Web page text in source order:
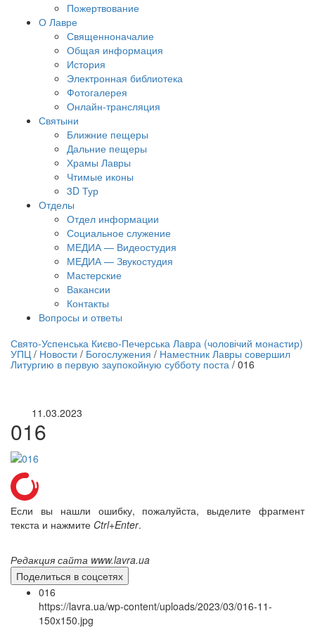
Пожертвование
О Лавре
Священноначалие
Общая информация
История
Электронная библиотека
Фотогалерея
Онлайн-трансляция
Святыни
Ближние пещеры
Дальние пещеры
Храмы Лавры
Чтимые иконы
3D Тур
Отделы
Отдел информации
Социальное служение
МЕДИА — Видеостудия
МЕДИА — Звукостудия
Мастерские
Вакансии
Контакты
Вопросы и ответы
трансляция | 12 сентября
трансляции
Свято-Успенська Києво-Печерська Лавра (чоловічий монастир)
УПЦ / Новости / Богослужения / Наместник Лавры совершил
Литургию в первую заупокойную субботу поста/ 016
11.03.2023
016
Если вы нашли ошибку, пожалуйста, выделите фрагмент
текста и нажмите Ctrl+Enter.
Редакция сайта www.lavra.ua
Поделиться в соцсетях
016
https://lavra.ua/wp-content/uploads/2023/03/016-11-
150x150.jpg